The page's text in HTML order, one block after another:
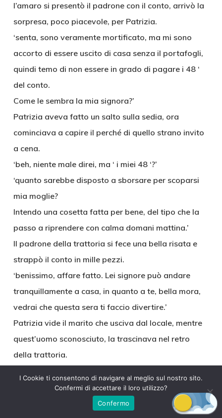
l’amaro si presentò il padrone con il conto, arrivò la
sorpresa, poco piacevole, per Patrizia.
‘senta, sono veramente mortificato, ma mi sono
accorto di essere uscito di casa senza il portafogli,
quindi temo di non essere in grado di pagare i 48 ‘
del conto.
Come le sembra la mia signora?’
Patrizia aveva fatto un salto sulla sedia, ora
cominciava a capire il perché di quello strano invito
a cena.
‘beh, niente male direi, ma ‘ i miei 48 ‘?’
‘quanto sarebbe disposto a sborsare per scoparsi
mia moglie?
Intendo una cosetta fatta per bene, del tipo che la
passo a riprendere con calma domani mattina.’
Il padrone della trattoria si fece una bella risata e
strappò il conto in mille pezzi.
‘benissimo, affare fatto. Lei signore può andare
tranquillamente a casa, in quanto a te, bella mora,
vedrai che questa sera ti faccio divertire.’
Patrizia vide il marito che usciva dal locale, mentre
quest’uomo sconosciuto, la trascinava nel retro
della trattoria.
Il padrone della trattoria aprì una porta, nascosta
da una tenda scura, e la spinse dentro.
Si trovava in un corridoio semi buio, con diverse
I Cookie ti consentono di navigare al meglio sul nostro sito.
Confermi di accettare il loro utilizzo?
Confermo